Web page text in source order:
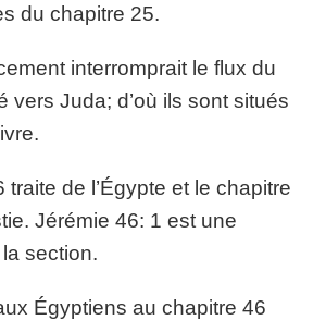
du chapitre 25.
interromprait le flux du
vers Juda; d’où ils sont situés
traite de l’Égypte et le chapitre
Jérémie 46: 1 est une
section.
Égyptiens au chapitre 46